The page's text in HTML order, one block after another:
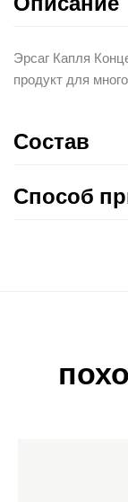
Эрсаг Капля
продукт для
Состав
Способ